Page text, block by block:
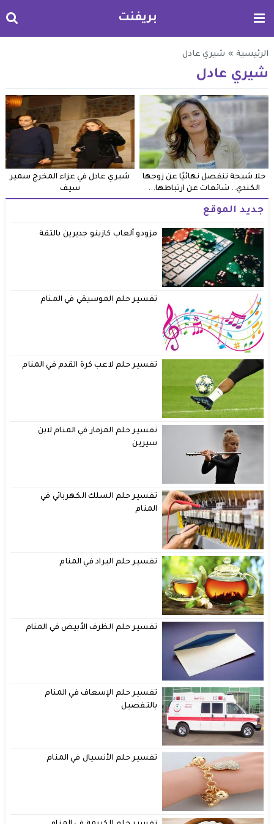
بريفنت
الرئيسية » شيري عادل
شيري عادل
حلا شيحة تنفصل نهائيًا عن زوجها
الكندي.. شائعات عن ارتباطها...
شيري عادل في عزاء المخرج سمير
سيف
جديد الموقع
مزودو ألعاب كازينو جديرين بالثقة
تفسير حلم الموسيقي في المنام
تفسير حلم لاعب كرة القدم في المنام
تفسير حلم المزمار في المنام لابن
سيرين
تفسير حلم السلك الكهربائي في
المنام
تفسير حلم البراد في المنام
تفسير حلم الظرف الأبيض في المنام
تفسير حلم الإسعاف في المنام
بالتفصيل
تفسير حلم الأنسيال في المنام